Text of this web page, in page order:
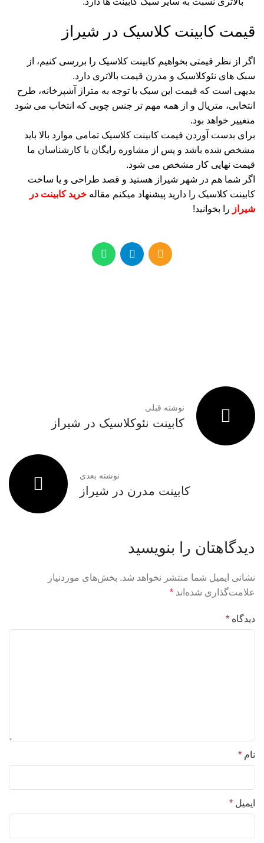
قیمت کابینت کلاسیک در شیراز
اگر از نظر قیمتی بخواهیم کابینت کلاسیک را بررسی کنیم، از
سبک های نئوکلاسیک و مدرن قیمت بالاتری دارد.
بدیهی است که قیمت این سبک با توجه به متراژ آشپزخانه، طرح
انتخابی، متریال و از همه مهم تر جنس چوبی که انتخاب می شود
متغییر خواهد بود.
برای بدست آوردن فیمت کابینت کلاسیک تمامی موارد بالا باید
مشخص شده باشد و پس از مشاوره رایگان با کارشناسان ما
قیمت نهایی کار مشخص می شود.
اگر شما هم در شهر شیراز هستید و قصد طراحی و یا ساخت
کابینت کلاسیک را دارید پیشنهاد میکنم مقاله خرید کابینت در
شیراز را بخوانید!
نوشته قبلی
کابینت نئوکلاسیک در شیراز
نوشته بعدی
کابینت مدرن در شیراز
دیدگاهتان را بنویسید
نشانی ایمیل شما منتشر نخواهد شد. بخش‌های موردنیاز
علامت‌گذاری شده‌اند *
دیدگاه *
نام *
ایمیل *